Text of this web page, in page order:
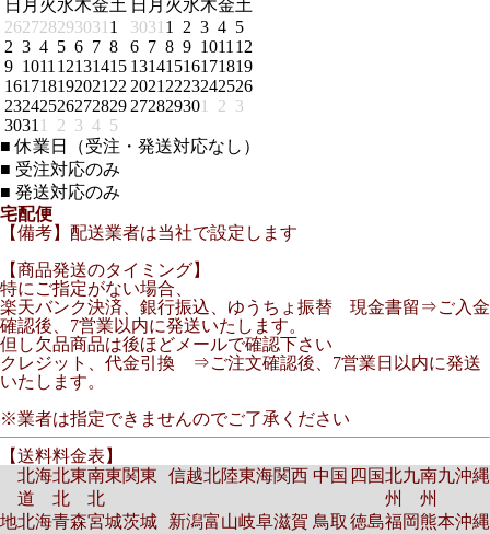
日 月 火水木金土
262728293031 1
2 3 4 5 6 7 8
9 1011 12131415
161718192021 22
23242526272829
3031 1 2 3 4 5
日 月 火水木金土
3031 1 2 3 4 5
6 7 8 9 1011 12
13141516171819
2021 2223242526
272829301 2 3
■ 休業日（受注・発送対応なし）
■ 受注対応のみ
■ 発送対応のみ
宅配便
【備考】配送業者は当社で設定します
【商品発送のタイミング】
特にご指定がない場合、
楽天バンク決済、銀行振込、ゆうちょ振替 現金書留⇒ご入金
確認後、7営業以内に発送いたします。
但し欠品商品は後ほどメールで確認下さい
クレジット、代金引換 ⇒ご注文確認後、7営業日以内に発送
いたします。
※業者は指定できませんのでご了承ください
【送料料金表】
北海
道
北東
北
南東
北
関東 信越北陸東海関西 中国 四国北九
州
南九
州
沖縄
地北海青森宮城茨城
新潟富山岐阜滋賀 鳥取 徳島福岡熊本沖縄